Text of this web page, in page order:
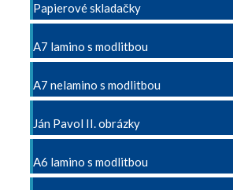
Papierové skladačky
A7 lamino s modlitbou
A7 nelamino s modlitbou
Ján Pavol II. obrázky
A6 lamino s modlitbou